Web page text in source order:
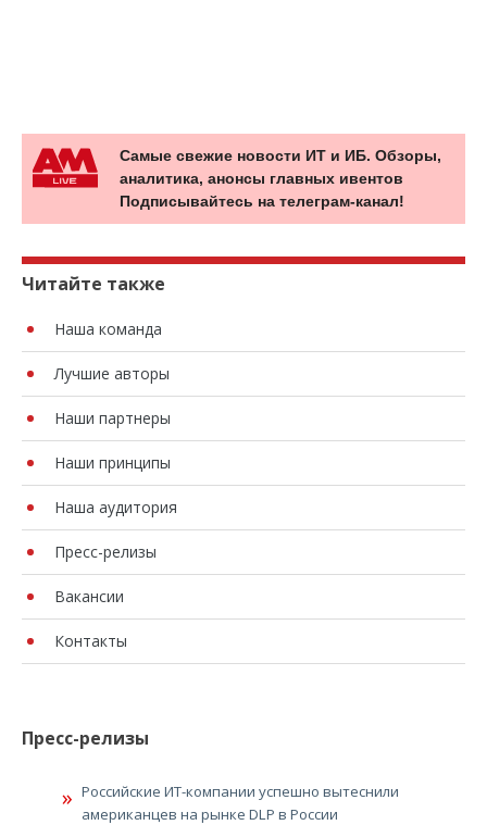
Самые свежие новости ИТ и ИБ. Обзоры,
аналитика, анонсы главных ивентов
Подписывайтесь на телеграм-канал!
Читайте также
Наша команда
Лучшие авторы
Наши партнеры
Наши принципы
Наша аудитория
Пресс-релизы
Вакансии
Контакты
Пресс-релизы
Российские ИТ-компании успешно вытеснили
американцев на рынке DLP в России